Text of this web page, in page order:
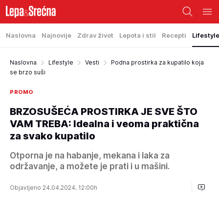
Naslovna Najnovije Zdrav život Lepota i stil Recepti Lifestyle
Naslovna Lifestyle Vesti
Podna prostirka za kupatilo koja
se brzo suši
PROMO
BRZOSUŠEĆA PROSTIRKA JE SVE ŠTO
VAM TREBA: Idealna i veoma praktična
za svako kupatilo
Otporna je na habanje, mekana i laka za
održavanje, a možete je prati i u mašini.
Objavljeno 24.04.2024. 12:00h